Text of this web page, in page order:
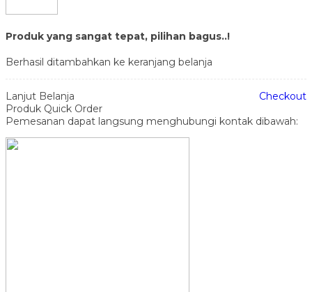
Produk yang sangat tepat, pilihan bagus..!
Berhasil ditambahkan ke keranjang belanja
Lanjut Belanja
Checkout
Produk Quick Order
Pemesanan dapat langsung menghubungi kontak dibawah: